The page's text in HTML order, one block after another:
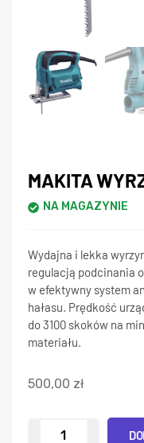
MAKITA
NA MAGAZYNIE
Wydajna i lekka
regulacją podcinania
w efektywny system
hałasu. Prędkość
do 3100 skoków na
materiału.
500,00 zł